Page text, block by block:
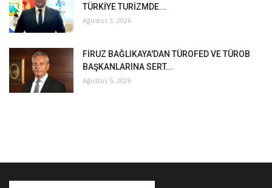
TÜRKİYE TURİZMDE...
Ağustos 3, 2026
FİRUZ BAĞLIKAYA'DAN TÜROFED VE TÜROB
BAŞKANLARINA SERT...
Ağustos 5, 2026